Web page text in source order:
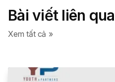
Bài viết liên
Xem tất cả »